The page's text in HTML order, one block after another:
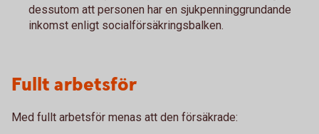
dessutom att personen har en sjukpenninggrundande
inkomst enligt socialförsäkringsbalken.
Fullt arbetsför
Med fullt arbetsför menas att den försäkrade: